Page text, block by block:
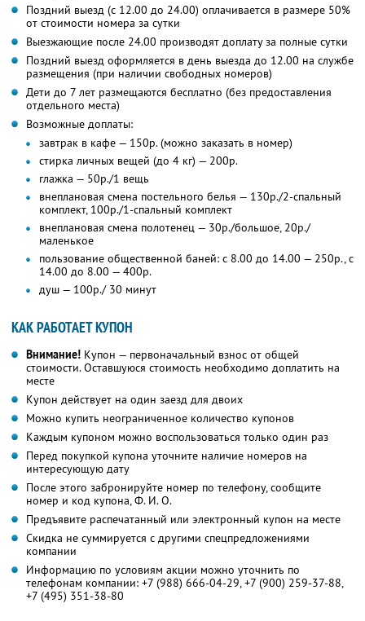
Поздний выезд (с 12.00 до 24.00) оплачивается в размере 50%
от стоимости номера за сутки
Выезжающие после 24.00 производят доплату за полные сутки
Поздний выезд оформляется в день выезда до 12.00 на службе
размещения (при наличии свободных номеров)
Дети до 7 лет размещаются бесплатно (без предоставления
отдельного места)
Возможные доплаты:
завтрак в кафе — 150р. (можно заказать в номер)
стирка личных вещей (до 4 кг) — 200р.
глажка — 50р./1 вещь
внеплановая смена постельного белья — 130р./2-спальный
комплект, 100р./1-спальный комплект
внеплановая смена полотенец — 30р./большое, 20р./
маленькое
пользование общественной баней: с 8.00 до 14.00 — 250р., с
14.00 до 8.00 — 400р.
душ — 100р./ 30 минут
КАК РАБОТАЕТ КУПОН
Внимание! Купон — первоначальный взнос от общей
стоимости. Оставшуюся стоимость необходимо доплатить на
месте
Купон действует на один заезд для двоих
Можно купить неограниченное количество купонов
Каждым купоном можно воспользоваться только один раз
Перед покупкой купона уточните наличие номеров на
интересующую дату
После этого забронируйте номер по телефону, сообщите
номер и код купона, Ф. И. О.
Предъявите распечатанный или электронный купон на месте
Скидка не суммируется с другими спецпредложениями
компании
Информацию по условиям акции можно уточнить по
телефонам компании: +7 (988) 666-04-29,+7 (900) 259-37-88,
+7 (495) 351-38-80